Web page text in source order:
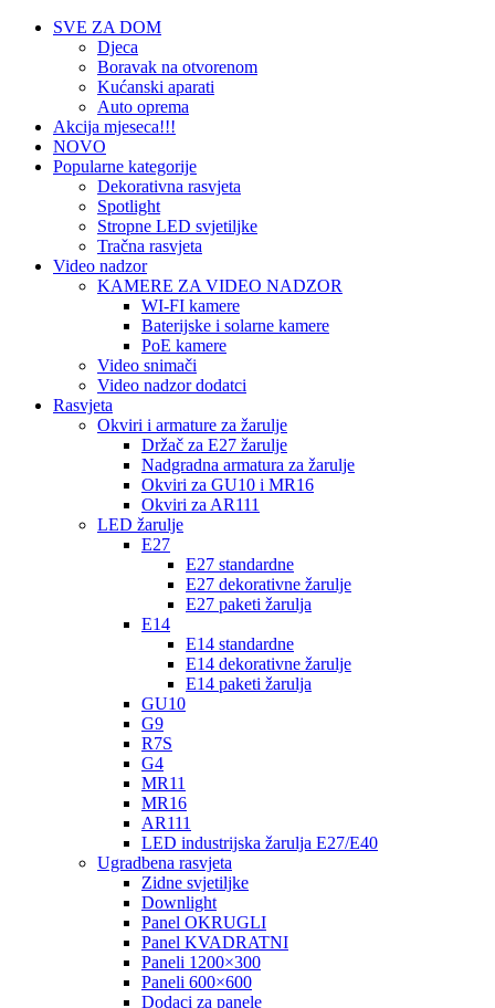
SVE ZA DOM
Djeca
Boravak na otvorenom
Kućanski aparati
Auto oprema
Akcija mjeseca!!!
NOVO
Popularne kategorije
Dekorativna rasvjeta
Spotlight
Stropne LED svjetiljke
Tračna rasvjeta
Video nadzor
KAMERE ZA VIDEO NADZOR
WI-FI kamere
Baterijske i solarne kamere
PoE kamere
Video snimači
Video nadzor dodatci
Rasvjeta
Okviri i armature za žarulje
Držač za E27 žarulje
Nadgradna armatura za žarulje
Okviri za GU10 i MR16
Okviri za AR111
LED žarulje
E27
E27 standardne
E27 dekorativne žarulje
E27 paketi žarulja
E14
E14 standardne
E14 dekorativne žarulje
E14 paketi žarulja
GU10
G9
R7S
G4
MR11
MR16
AR111
LED industrijska žarulja E27/E40
Ugradbena rasvjeta
Zidne svjetiljke
Downlight
Panel OKRUGLI
Panel KVADRATNI
Paneli 1200×300
Paneli 600×600
Dodaci za panele